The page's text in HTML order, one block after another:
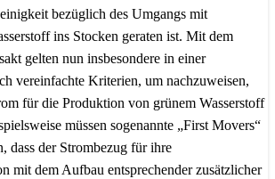
bezüglich des Umgangs mit
ins Stocken geraten ist. Mit dem
gelten nun insbesondere in einer
vereinfachte Kriterien, um nachzuweisen,
für die Produktion von grünem Wasserstoff
müssen sogenannte „First Movers“
dass der Strombezug für ihre
mit dem Aufbau entsprechender zusätzlicher